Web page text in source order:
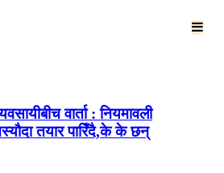
वार्ता : नियमावली
तयार पारिँदै,के के छन्